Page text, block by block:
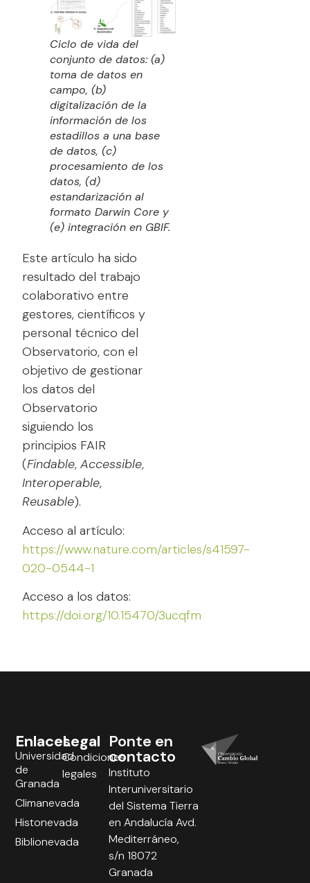
Ciclo de vida del
conjunto de datos: (a)
toma de datos en
campo, (b)
digitalización de la
información de los
estadillos a una base
de datos, (c)
procesamiento de los
datos, (d)
estandarización al
formato Darwin Core y
(e) integración en GBIF.
Este artículo ha sido
resultado del trabajo
colaborativo entre
gestores, científicos y
personal técnico del
Observatorio, con el
objetivo de gestionar
los datos del
Observatorio
siguiendo los
principios FAIR
(Findable,Accessible,
Interoperable,
Reusable).
Acceso al artículo:
https://www.nature.com/articles/s41597-
020-0544-1
Acceso a los datos:
https://doi.org/10.15470/3ucqfm
Legal
Condiciones
legales
Enlaces
Universidad
de
Granada
Climanevada
Histonevada
Biblionevada
Ponte en
contacto
Instituto
Interuniversitario
del Sistema Tierra
en Andalucía Avd.
Mediterráneo,
s/n 18072
Granada